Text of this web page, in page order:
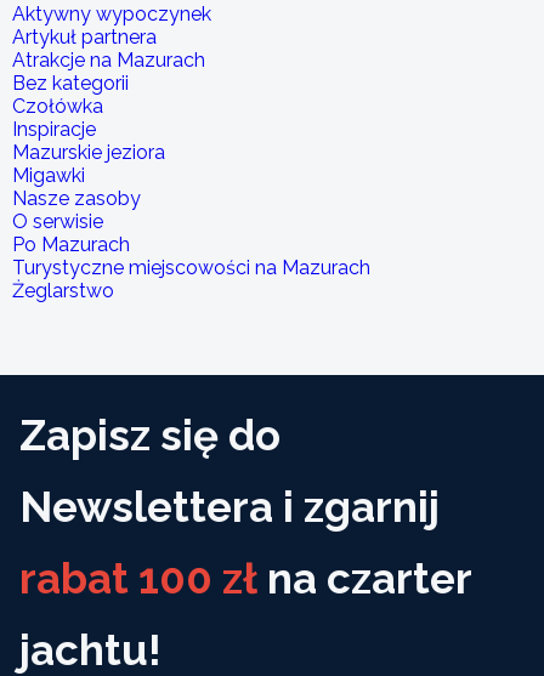
Aktywny wypoczynek
Artykuł partnera
Atrakcje na Mazurach
Bez kategorii
Czołówka
Inspiracje
Mazurskie jeziora
Migawki
Nasze zasoby
O serwisie
Po Mazurach
Turystyczne miejscowości na Mazurach
Żeglarstwo
Zapisz się do
Newslettera i zgarnij
rabat 100 zł na czarter
jachtu!